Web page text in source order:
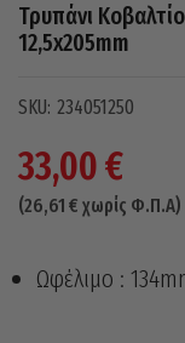
Τρυπάνι
12,5x205mm
234051250
33,00€
(26,61 € χωρίς Φ.Π.Α)
Ωφέλιμο :